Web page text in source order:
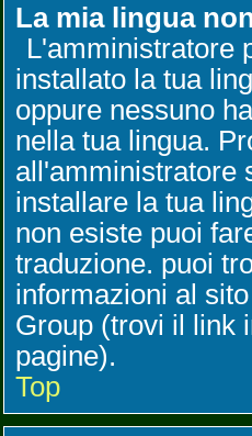
La mia lingua
L'amministratore
installato la tua
oppure nessuno
nella tua lingua.
all'amministratore
installare la tua
non esiste puoi
traduzione. puoi
informazioni al
Group (trovi il link
pagine).
Top